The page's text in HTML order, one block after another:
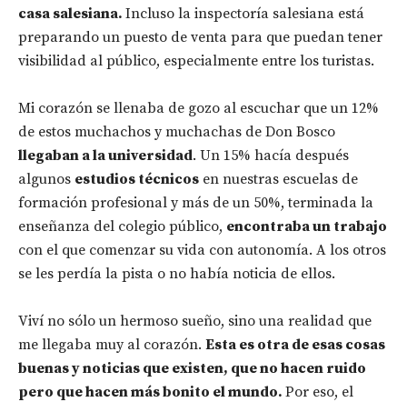
casa salesiana. Incluso la inspectoría salesiana está
preparando un puesto de venta para que puedan tener
visibilidad al público, especialmente entre los turistas.
Mi corazón se llenaba de gozo al escuchar que un 12%
de estos muchachos y muchachas de Don Bosco
llegaban a la universidad. Un 15% hacía después
algunos estudios técnicos en nuestras escuelas de
formación profesional y más de un 50%, terminada la
enseñanza del colegio público, encontraba un trabajo
con el que comenzar su vida con autonomía. A los otros
se les perdía la pista o no había noticia de ellos.
Viví no sólo un hermoso sueño, sino una realidad que
me llegaba muy al corazón. Esta es otra de esas cosas
buenas y noticias que existen, que no hacen ruido
pero que hacen más bonito el mundo. Por eso, el